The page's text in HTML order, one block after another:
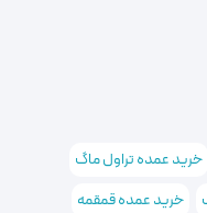
خرید عمده تراول ماگ
خرید عمده قمقمه